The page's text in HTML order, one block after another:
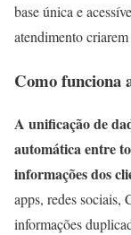
base única e
atendimento
Como funciona
A unificação de
automática entre
informações dos
apps, redes sociais,
informações